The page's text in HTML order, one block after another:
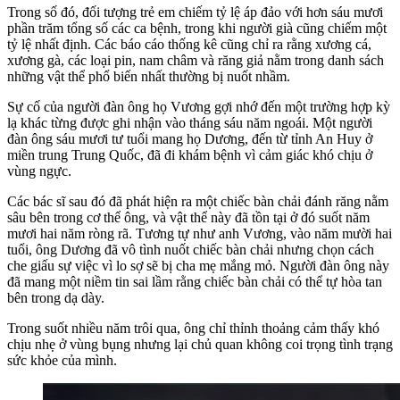
Trong số đó, đối tượng trẻ em chiếm tỷ lệ áp đảo với hơn sáu mươi
phần trăm tổng số các ca bệnh, trong khi người già cũng chiếm một
tỷ lệ nhất định. Các báo cáo thống kê cũng chỉ ra rằng xương cá,
xương gà, các loại pin, nam châm và răng giả nằm trong danh sách
những vật thể phổ biến nhất thường bị nuốt nhầm.
Sự cố của người đàn ông họ Vương gợi nhớ đến một trường hợp kỳ
lạ khác từng được ghi nhận vào tháng sáu năm ngoái. Một người
đàn ông sáu mươi tư tuổi mang họ Dương, đến từ tỉnh An Huy ở
miền trung Trung Quốc, đã đi khám bệnh vì cảm giác khó chịu ở
vùng ngực.
Các bác sĩ sau đó đã phát hiện ra một chiếc bàn chải đánh răng nằm
sâu bên trong cơ thể ông, và vật thể này đã tồn tại ở đó suốt năm
mươi hai năm ròng rã. Tương tự như anh Vương, vào năm mười hai
tuổi, ông Dương đã vô tình nuốt chiếc bàn chải nhưng chọn cách
che giấu sự việc vì lo sợ sẽ bị cha mẹ mắng mỏ. Người đàn ông này
đã mang một niềm tin sai lầm rằng chiếc bàn chải có thể tự hòa tan
bên trong dạ dày.
Trong suốt nhiều năm trôi qua, ông chỉ thỉnh thoảng cảm thấy khó
chịu nhẹ ở vùng bụng nhưng lại chủ quan không coi trọng tình trạng
sức khỏe của mình.